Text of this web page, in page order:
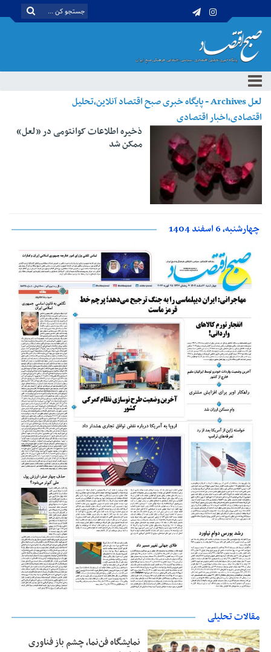
لعل Archives - پایگاه خبری صبح اقتصاد آنلاین،تحلیل
اقتصادی،اخبار اقتصادی
ذخیره اطلاعات کوانتومی در «لعل»
ممکن شد
چهارشنبه، 6 اسفند 1404
مقالات تحلیلی
نمایشگاه فن‌نما، چشم باز فناوری